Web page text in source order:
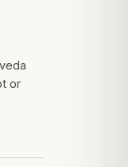
or